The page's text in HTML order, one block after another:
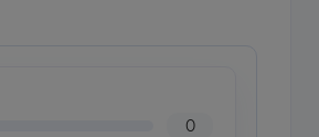
0